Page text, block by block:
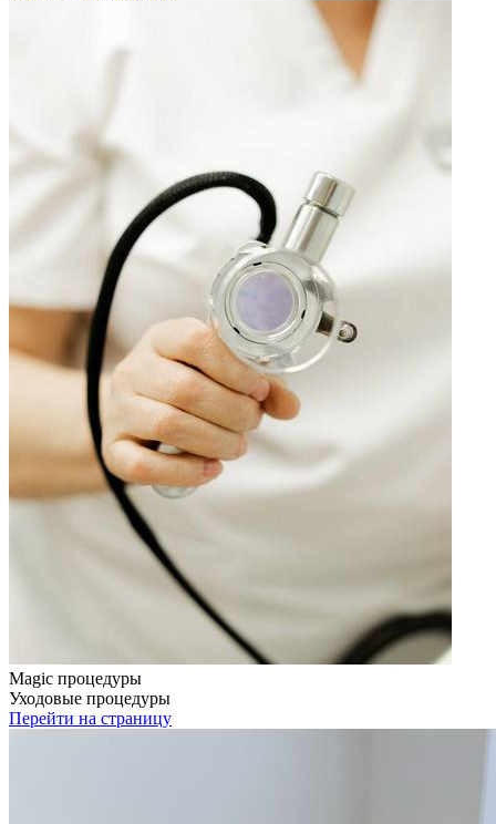
Magic процедуры
Уходовые процедуры
Перейти на страницу